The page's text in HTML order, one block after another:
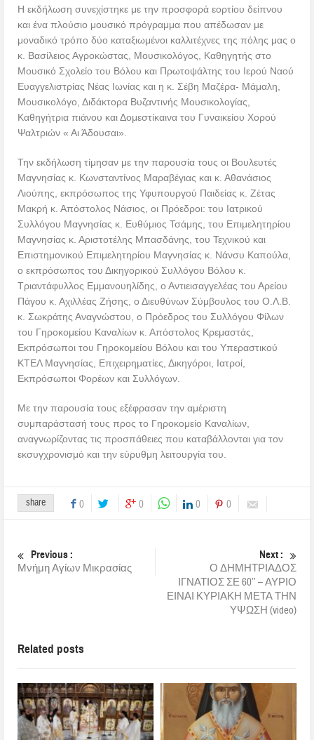
Η εκδήλωση συνεχίστηκε με την προσφορά εορτίου δείπνου
και ένα πλούσιο μουσικό πρόγραμμα που απέδωσαν με
μοναδικό τρόπο δύο καταξιωμένοι καλλιτέχνες της πόλης μας ο
κ. Βασίλειος Αγροκώστας, Μουσικολόγος, Καθηγητής στο
Μουσικό Σχολείο του Βόλου και Πρωτοψάλτης του Ιερού Ναού
Ευαγγελιστρίας Νέας Ιωνίας και η κ. Σέβη Μαζέρα- Μάμαλη,
Μουσικολόγο, Διδάκτορα Βυζαντινής Μουσικολογίας,
Καθηγήτρια πιάνου και Δομεστίκαινα του Γυναικείου Χορού
Ψαλτριών « Αι Άδουσαι».
Την εκδήλωση τίμησαν με την παρουσία τους οι Βουλευτές
Μαγνησίας κ. Κωνσταντίνος Μαραβέγιας και κ. Αθανάσιος
Λιούπης, εκπρόσωπος της Υφυπουργού Παιδείας κ. Ζέτας
Μακρή κ. Απόστολος Νάσιος, οι Πρόεδροι: του Ιατρικού
Συλλόγου Μαγνησίας κ. Ευθύμιος Τσάμης, του Επιμελητηρίου
Μαγνησίας κ. Αριστοτέλης Μπασδάνης, του Τεχνικού και
Επιστημονικού Επιμελητηρίου Μαγνησίας κ. Νάνσυ Καπούλα,
ο εκπρόσωπος του Δικηγορικού Συλλόγου Βόλου κ.
Τριαντάφυλλος Εμμανουηλίδης, ο Αντιεισαγγελέας του Αρείου
Πάγου κ. Αχιλλέας Ζήσης, ο Διευθύνων Σύμβουλος του Ο.Λ.Β.
κ. Σωκράτης Αναγνώστου, ο Πρόεδρος του Συλλόγου Φίλων
του Γηροκομείου Καναλίων κ. Απόστολος Κρεμαστάς,
Εκπρόσωποι του Γηροκομείου Βόλου και του Υπεραστικού
ΚΤΕΛ Μαγνησίας, Επιχειρηματίες, Δικηγόροι, Ιατροί,
Εκπρόσωποι Φορέων και Συλλόγων.
Με την παρουσία τους εξέφρασαν την αμέριστη
συμπαράστασή τους προς το Γηροκομείο Καναλίων,
αναγνωρίζοντας τις προσπάθειες που καταβάλλονται για τον
εκσυγχρονισμό και την εύρυθμη λειτουργία του.
share 0 0 0 0
Previous :
Μνήμη Αγίων Μικρασίας
Next :
Ο ΔΗΜΗΤΡΙΑΔΟΣ
ΙΓΝΑΤΙΟΣ ΣΕ 60’’ – ΑΥΡΙΟ
ΕΙΝΑΙ ΚΥΡΙΑΚΗ ΜΕΤΑ ΤΗΝ
ΥΨΩΣΗ (video)
Related posts